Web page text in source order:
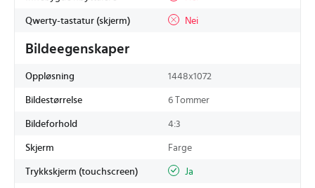
Qwerty-tastatur (skjerm) Nei
Bildeegenskaper
Oppløsning 1448x1072
Bildestørrelse 6 Tommer
Bildeforhold 4:3
Skjerm Farge
Trykkskjerm (touchscreen) Ja